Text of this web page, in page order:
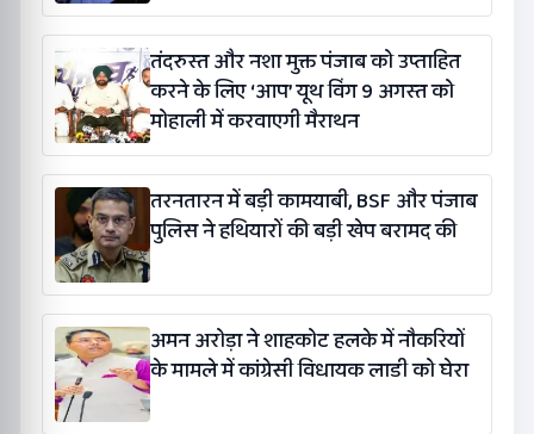
तंदरुस्त और नशा मुक्त पंजाब को उप्ताहित
करने के लिए ‘आप’ यूथ विंग 9 अगस्त को
मोहाली में करवाएगी मैराथन
तरनतारन में बड़ी कामयाबी, BSF और पंजाब
पुलिस ने हथियारों की बड़ी खेप बरामद की
अमन अरोड़ा ने शाहकोट हलके में नौकरियों
के मामले में कांग्रेसी विधायक लाडी को घेरा